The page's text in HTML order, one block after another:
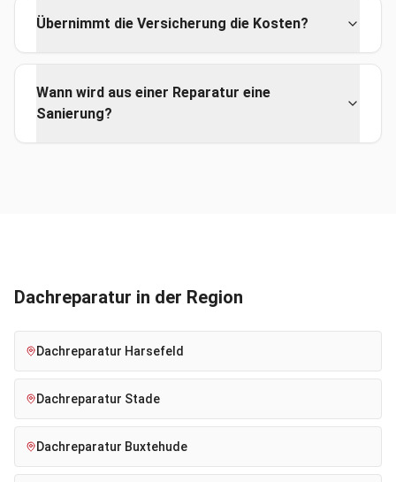
Übernimmt die Versicherung die Kosten?
Wann wird aus einer Reparatur eine
Sanierung?
Dachreparatur in der Region
Dachreparatur Harsefeld
Dachreparatur Stade
Dachreparatur Buxtehude